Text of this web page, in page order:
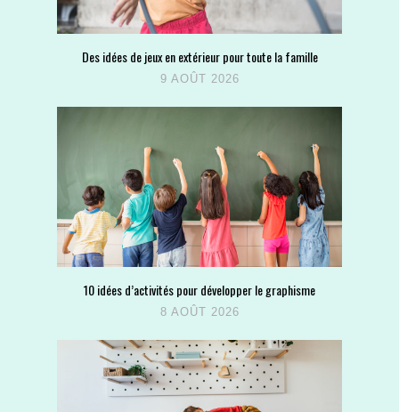
Des idées de jeux en extérieur pour toute la famille
9 AOÛT 2026
10 idées d’activités pour développer le graphisme
8 AOÛT 2026